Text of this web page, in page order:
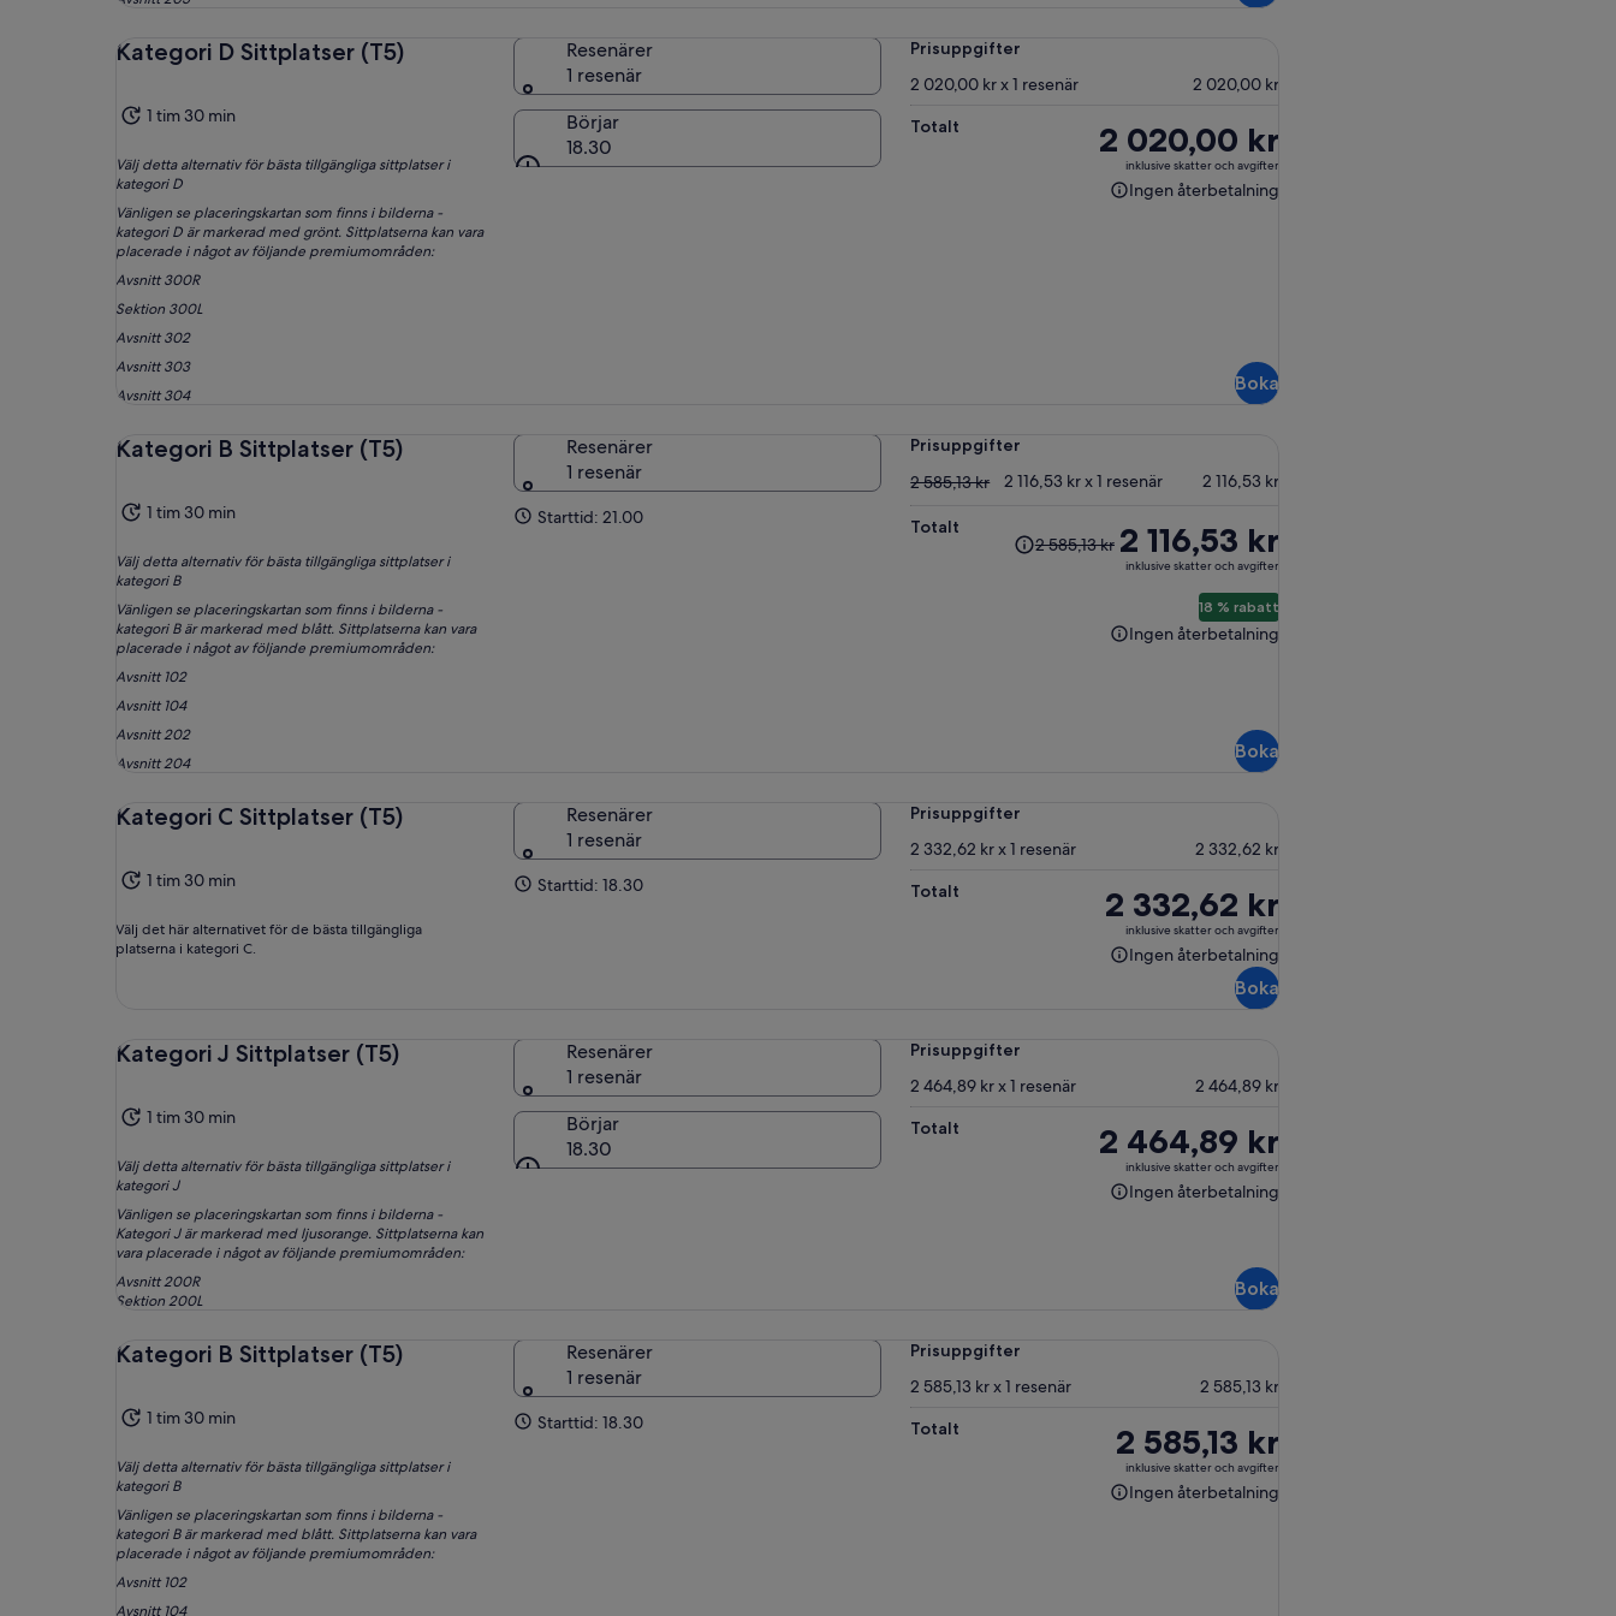
Kategori D Sittplatser (T5)
1 tim 30 min
Välj detta alternativ för bästa tillgängliga sittplatser i
kategori D
Vänligen se placeringskartan som finns i bilderna -
kategori D är markerad med grönt. Sittplatserna kan vara
placerade i något av följande premiumområden:
Avsnitt 300R
Sektion 300L
Avsnitt 302
Avsnitt 303
Avsnitt 304
Resenärer
1 resenär
Börjar
18.30
Prisuppgifter
2 020,00 kr x 1 resenär
2 020,00 kr
Totalt
Priset
är
2 020,00 kr
2 020,00 kr
inklusive skatter och avgifter
Ingen återbetalning
Ingen
Boka
Kategori B Sittplatser (T5)
1 tim 30 min
Välj detta alternativ för bästa tillgängliga sittplatser i
kategori B
Vänligen se placeringskartan som finns i bilderna -
kategori B är markerad med blått. Sittplatserna kan vara
placerade i något av följande premiumområden:
Avsnitt 102
Avsnitt 104
Avsnitt 202
Avsnitt 204
Resenärer
1 resenär
Starttid: 21.00
Prisuppgifter
2 585,13 kr
2 585,13 kr 2 116,53 kr x 1 resenär 2 116,53 kr
Totalt
Tidigare
pris2 585,13 kr 2 116,53 kr
inklusive skatter och avgifter
18 % rabatt
Ingen återbetalning
Ingen
Boka
Kategori C Sittplatser (T5)
1 tim 30 min
Välj det här alternativet för de bästa tillgängliga
platserna i kategori C.
Resenärer
1 resenär
Starttid: 18.30
Prisuppgifter
2 332,62 kr x 1 resenär
2 332,62 kr
Totalt
Priset
är
2 332,62 kr
2 332,62 kr
inklusive skatter och avgifter
Ingen återbetalning
Ingen
Boka
Kategori J Sittplatser (T5)
1 tim 30 min
Välj detta alternativ för bästa tillgängliga sittplatser i
kategori J
Vänligen se placeringskartan som finns i bilderna -
Kategori J är markerad med ljusorange. Sittplatserna kan
vara placerade i något av följande premiumområden:
Avsnitt 200R
Sektion 200L
Resenärer
1 resenär
Börjar
18.30
Prisuppgifter
2 464,89 kr x 1 resenär
2 464,89 kr
Totalt
Priset
är
2 464,89 kr
2 464,89 kr
inklusive skatter och avgifter
Ingen återbetalning
Ingen
Boka
Kategori B Sittplatser (T5)
1 tim 30 min
Välj detta alternativ för bästa tillgängliga sittplatser i
kategori B
Vänligen se placeringskartan som finns i bilderna -
kategori B är markerad med blått. Sittplatserna kan vara
placerade i något av följande premiumområden:
Avsnitt 102
Avsnitt 104
Resenärer
1 resenär
Starttid: 18.30
Prisuppgifter
2 585,13 kr x 1 resenär
2 585,13 kr
Totalt
Priset
är
2 585,13 kr
2 585,13 kr
inklusive skatter och avgifter
Ingen återbetalning
Ingen